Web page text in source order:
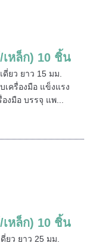
เหล็ก) 10 ชิ้น
ยว ยาว 15 มม.
เครื่องมือ แข็งแรง
งมือ บรรจุ แพ...
เหล็ก) 10 ชิ้น
ยว ยาว 25 มม.